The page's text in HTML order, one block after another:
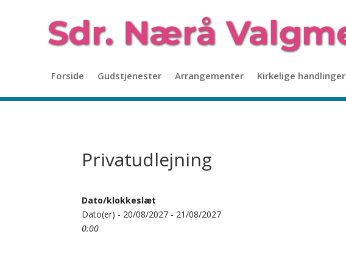
Forside Gudstjenester Arrangementer Kirkelige handlinger
Privatudlejning
Dato/klokkeslæt
Dato(er) - 20/08/2027 - 21/08/2027
0:00